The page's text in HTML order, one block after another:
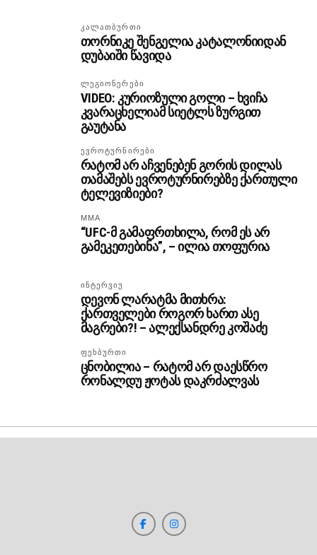
ᲙᲐᲚᲐᲗᲑᲣᲠᲗᲘ
თორნიკე შენგელია კატალონიიდან
დუბაიში წავიდა
ᲚᲔᲒᲘᲝᲜᲔᲠᲔᲑᲘ
VIDEO: კურიოზული გოლი – ხვიჩა
კვარაცხელიამ სიეტლს ზურგით
გაუტანა
ᲔᲕᲠᲝᲢᲣᲠᲜᲘᲠᲔᲑᲘ
რატომ არ აჩვენებენ გორის დილას
თამაშებს ევროტურნირებზე ქართული
ტელევიზიები?
MMA
“UFC-მ გამაფრთხილა, რომ ეს არ
გამეკეთებინა”, – ილია თოფურია
ᲘᲜᲢᲔᲠᲕᲘᲣ
დევონ ლარატმა მითხრა:
ქართველები როგორ ხართ ასე
მაგრები?! – ალექსანდრე კოშაძე
ᲤᲔᲮᲑᲣᲠᲗᲘ
ცნობილია – რატომ არ დაესწრო
რონალდუ ჟოტას დაკრძალვას